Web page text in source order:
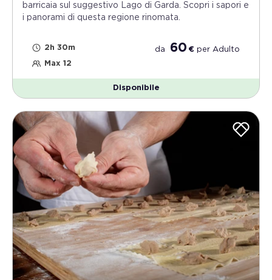
barricaia sul suggestivo Lago di Garda. Scopri i sapori e
i panorami di questa regione rinomata.
2h 30m
Max 12
da 60 € per Adulto
Disponibile